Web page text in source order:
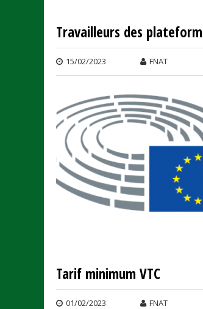
Travailleurs des
15/02/2023 FNAT
Tarif minimum VTC
01/02/2023 FNAT